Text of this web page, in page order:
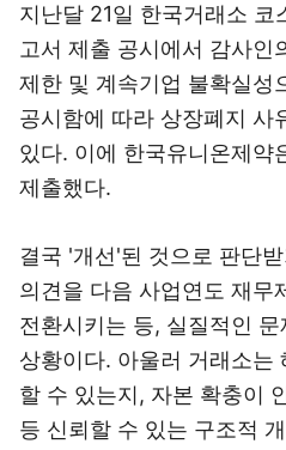
지난달 21일 한국거래소 코
고서 제출 공시에서 감사인
제한 및 계속기업 불확실성
공시함에 따라 상장폐지 사
있다. 이에 한국유니온제약
제출했다.
결국 '개선'된 것으로 판단
의견을 다음 사업연도 재무
전환시키는 등, 실질적인
상황이다. 아울러 거래소는
할 수 있는지, 자본 확충이
등 신뢰할 수 있는 구조적